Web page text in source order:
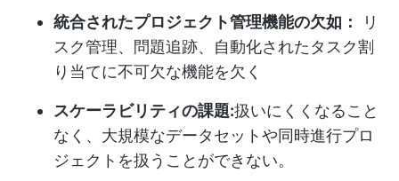
統合されたプロジェクト管理機能の欠如：
リ
スク管理、問題追跡、自動化されたタスク割
り当てに不可欠な機能を欠く
スケーラビリティの課題:扱いにくくなること
なく、大規模なデータセットや同時進行プロ
ジェクトを扱うことができない。